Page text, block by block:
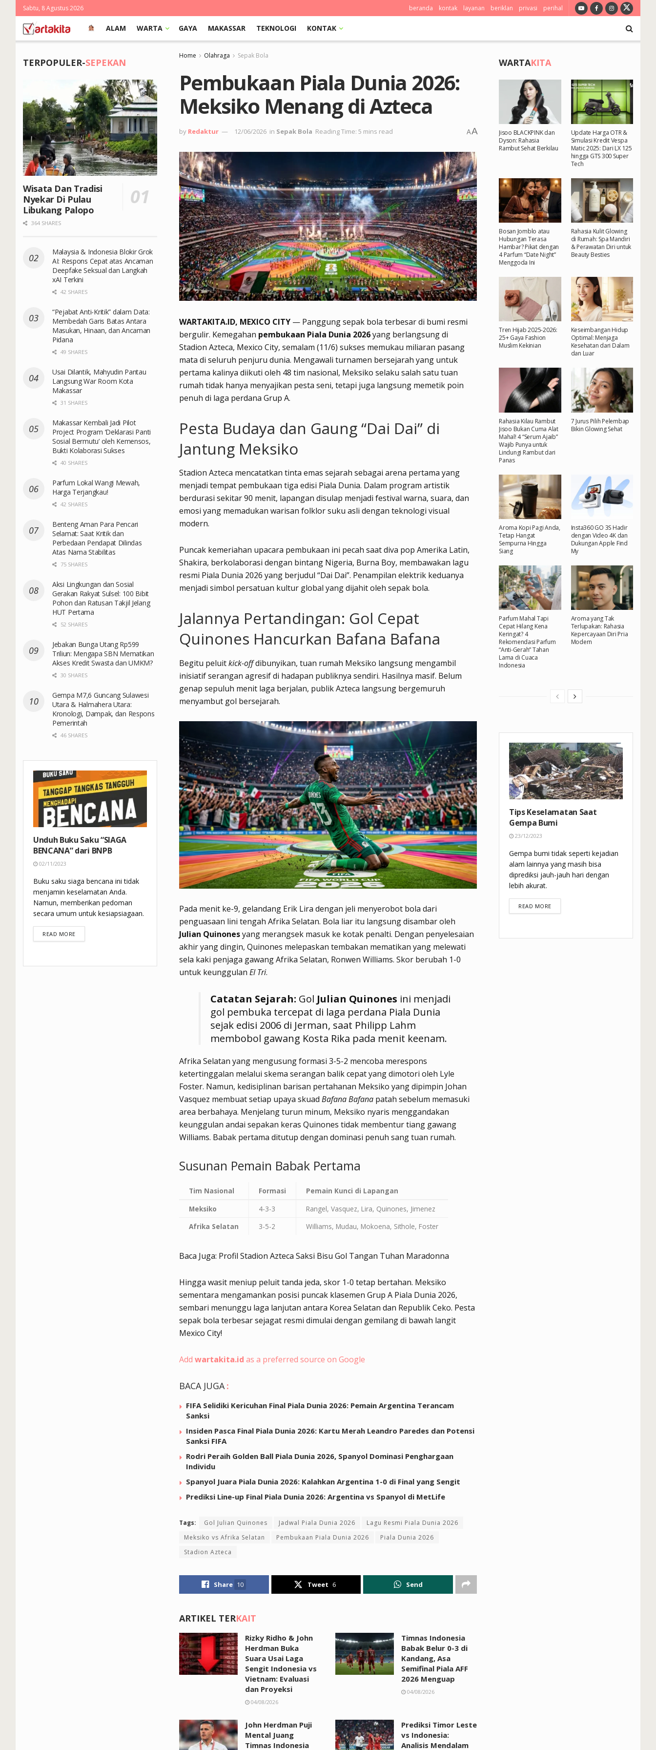
Sabtu, 8 Agustus 2026 beranda kontak layanan beriklan privasi perihal
ALAM WARTA GAYA MAKASSAR TEKNOLOGI KONTAK
Home Olahraga Sepak Bola
Pembukaan Piala Dunia 2026:
Meksiko Menang di Azteca
by Redaktur 12/06/2026 in Sepak Bola Reading Time: 5 mins read AA
WARTAKITA.ID, MEXICO CITY — Panggung sepak bola terbesar di bumi resmi
bergulir. Kemegahan pembukaan Piala Dunia 2026yang berlangsung di
Stadion Azteca, Mexico City, semalam (11/6) sukses memukau miliaran pasang
mata di seluruh penjuru dunia. Mengawali turnamen bersejarah yang untuk
pertama kalinya diikuti oleh 48 tim nasional, Meksiko selaku salah satu tuan
rumah tidak hanya menyajikan pesta seni, tetapi juga langsung memetik poin
penuh di laga perdana Grup A.
Pesta Budaya dan Gaung “Dai Dai” di
Jantung Meksiko
Stadion Azteca mencatatkan tinta emas sejarah sebagai arena pertama yang
menjadi tempat pembukaan tiga edisi Piala Dunia. Dalam program artistik
berdurasi sekitar 90 menit, lapangan disulap menjadi festival warna, suara, dan
emosi yang memadukan warisan folklor suku asli dengan teknologi visual
modern.
Puncak kemeriahan upacara pembukaan ini pecah saat diva pop Amerika Latin,
Shakira, berkolaborasi dengan bintang Nigeria, Burna Boy, membawakan lagu
resmi Piala Dunia 2026 yang berjudul “Dai Dai”. Penampilan elektrik keduanya
menjadi simbol persatuan kultur global yang dijahit oleh sepak bola.
Jalannya Pertandingan: Gol Cepat
Quinones Hancurkan Bafana Bafana
Begitu peluitkick-offdibunyikan, tuan rumah Meksiko langsung mengambil
inisiatif serangan agresif di hadapan publiknya sendiri. Hasilnya masif. Belum
genap sepuluh menit laga berjalan, publik Azteca langsung bergemuruh
menyambut gol bersejarah.
Pada menit ke-9, gelandang Erik Lira dengan jeli menyerobot bola dari
penguasaan lini tengah Afrika Selatan. Bola liar itu langsung disambar oleh
Julian Quinonesyang merangsek masuk ke kotak penalti. Dengan penyelesaian
akhir yang dingin, Quinones melepaskan tembakan mematikan yang melewati
sela kaki penjaga gawang Afrika Selatan, Ronwen Williams. Skor berubah 1-0
untuk keunggulan El Tri.
Catatan Sejarah: Gol Julian Quinones ini menjadi
gol pembuka tercepat di laga perdana Piala Dunia
sejak edisi 2006 di Jerman, saat Philipp Lahm
membobol gawang Kosta Rika pada menit keenam.
Afrika Selatan yang mengusung formasi 3-5-2 mencoba merespons
ketertinggalan melalui skema serangan balik cepat yang dimotori oleh Lyle
Foster. Namun, kedisiplinan barisan pertahanan Meksiko yang dipimpin Johan
Vasquez membuat setiap upaya skuad Bafana Bafana patah sebelum memasuki
area berbahaya. Menjelang turun minum, Meksiko nyaris menggandakan
keunggulan andai sepakan keras Quinones tidak membentur tiang gawang
Williams. Babak pertama ditutup dengan dominasi penuh sang tuan rumah.
Susunan Pemain Babak Pertama
Tim Nasional Formasi
Pemain Kunci di Lapangan
Meksiko
4-3-3
Rangel, Vasquez, Lira, Quinones, Jimenez
Afrika Selatan
3-5-2 Williams, Mudau, Mokoena, Sithole, Foster
Baca Juga: Profil Stadion Azteca Saksi Bisu Gol Tangan Tuhan Maradonna
Hingga wasit meniup peluit tanda jeda, skor 1-0 tetap bertahan. Meksiko
sementara mengamankan posisi puncak klasemen Grup A Piala Dunia 2026,
sembari menunggu laga lanjutan antara Korea Selatan dan Republik Ceko. Pesta
sepak bola terbesar sejagat resmi dimulai dengan gemilang di bawah langit
Mexico City!
Add wartakita.id as a preferred source on Google
BACA JUGA :
FIFA Selidiki Kericuhan Final Piala Dunia 2026: Pemain Argentina Terancam
Sanksi
Insiden Pasca Final Piala Dunia 2026: Kartu Merah Leandro Paredes dan Potensi
Sanksi FIFA
Rodri Peraih Golden Ball Piala Dunia 2026, Spanyol Dominasi Penghargaan
Individu
Spanyol Juara Piala Dunia 2026: Kalahkan Argentina 1-0 di Final yang Sengit
Prediksi Line-up Final Piala Dunia 2026: Argentina vs Spanyol di MetLife
Tags: Gol Julian Quinones Jadwal Piala Dunia 2026
Lagu Resmi Piala Dunia 2026
Meksiko vs Afrika Selatan
Pembukaan Piala Dunia 2026
Piala Dunia 2026
Stadion Azteca
Share 10 Tweet 6 Send
ARTIKEL TERKAIT
Rizky Ridho & John
Herdman Buka
Suara Usai Laga
Sengit Indonesia vs
Vietnam: Evaluasi
dan Proyeksi
04/08/2026
Timnas Indonesia
Babak Belur 0-3 di
Kandang, Asa
Semifinal Piala AFF
2026 Menguap
04/08/2026
John Herdman Puji
Mental Juang
Timnas Indonesia
Prediksi Timor Leste
vs Indonesia:
Analisis Mendalam
TERPOPULER-SEPEKAN
Wisata Dan Tradisi
Nyekar Di Pulau
Libukang Palopo
364 SHARES
Malaysia & Indonesia Blokir Grok
AI: Respons Cepat atas Ancaman
Deepfake Seksual dan Langkah
xAI Terkini
42 SHARES
“Pejabat Anti-Kritik” dalam Data:
Membedah Garis Batas Antara
Masukan, Hinaan, dan Ancaman
Pidana
49 SHARES
Usai Dilantik, Mahyudin Pantau
Langsung War Room Kota
Makassar
31 SHARES
Makassar Kembali Jadi Pilot
Project Program ‘Deklarasi Panti
Sosial Bermutu’ oleh Kemensos,
Bukti Kolaborasi Sukses
40 SHARES
Parfum Lokal Wangi Mewah,
Harga Terjangkau!
42 SHARES
Benteng Aman Para Pencari
Selamat: Saat Kritik dan
Perbedaan Pendapat Dilindas
Atas Nama Stabilitas
75 SHARES
Aksi Lingkungan dan Sosial
Gerakan Rakyat Sulsel: 100 Bibit
Pohon dan Ratusan Takjil Jelang
HUT Pertama
52 SHARES
Jebakan Bunga Utang Rp599
Triliun: Mengapa SBN Mematikan
Akses Kredit Swasta dan UMKM?
30 SHARES
Gempa M7,6 Guncang Sulawesi
Utara & Halmahera Utara:
Kronologi, Dampak, dan Respons
Pemerintah
46 SHARES
Unduh Buku Saku “SIAGA
BENCANA” dari BNPB
02/11/2023
Buku saku siaga bencana ini tidak
menjamin keselamatan Anda.
Namun, memberikan pedoman
secara umum untuk kesiapsiagaan.
READ MOREDETAILS
WARTAKITA
Jisoo BLACKPINK dan
Dyson: Rahasia
Rambut Sehat Berkilau
Update Harga OTR &
Simulasi Kredit Vespa
Matic 2025: Dari LX 125
hingga GTS 300 Super
Tech
Bosan Jomblo atau
Hubungan Terasa
Hambar? Pikat dengan
4 Parfum “Date Night”
Menggoda Ini
Rahasia Kulit Glowing
di Rumah: Spa Mandiri
& Perawatan Diri untuk
Beauty Besties
Tren Hijab 2025-2026:
25+ Gaya Fashion
Muslim Kekinian
Keseimbangan Hidup
Optimal: Menjaga
Kesehatan dari Dalam
dan Luar
Rahasia Kilau Rambut
Jisoo Bukan Cuma Alat
Mahal! 4 “Serum Ajaib”
Wajib Punya untuk
Lindungi Rambut dari
Panas
7 Jurus Pilih Pelembap
Bikin Glowing Sehat
Aroma Kopi Pagi Anda,
Tetap Hangat
Sempurna Hingga
Siang
Insta360 GO 3S Hadir
dengan Video 4K dan
Dukungan Apple Find
My
Parfum Mahal Tapi
Cepat Hilang Kena
Keringat? 4
Rekomendasi Parfum
“Anti-Gerah” Tahan
Lama di Cuaca
Indonesia
Aroma yang Tak
Terlupakan: Rahasia
Kepercayaan Diri Pria
Modern
Tips Keselamatan Saat
Gempa Bumi
23/12/2023
Gempa bumi tidak seperti kejadian
alam lainnya yang masih bisa
diprediksi jauh-jauh hari dengan
lebih akurat.
READ MOREDETAILS